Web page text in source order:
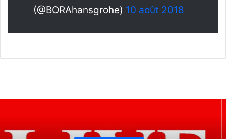
(@BORAhansgrohe) 10 août 2018